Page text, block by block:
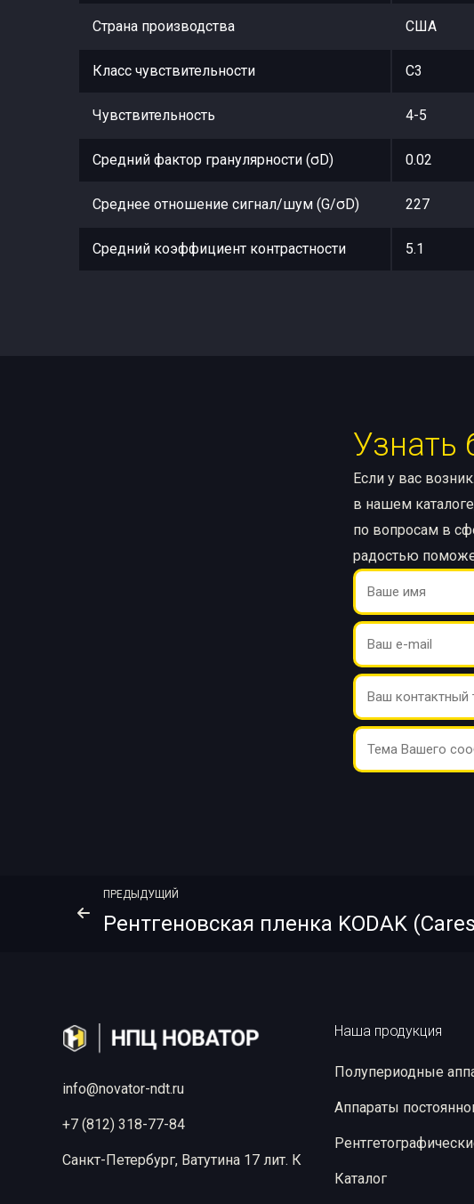
Страна производства США
Класс чувствительности С3
Чувствительность 4-5
Средний фактор гранулярности (σD) 0.02
Среднее отношение сигнал/шум (G/σD) 227
Средний коэффициент контрастности 5.1
Узнать
Если у вас
в нашем
по вопросам в
радостью
ПРЕДЫДУЩИЙ
info@novator-ndt.ru
+7 (812) 318-77-84
Санкт-Петербург, Ватутина 17 лит. К
Наша продукция
Полупериодные
Аппараты
Каталог